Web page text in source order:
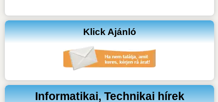
Klick Ajánló
Informatikai, Technikai hírek